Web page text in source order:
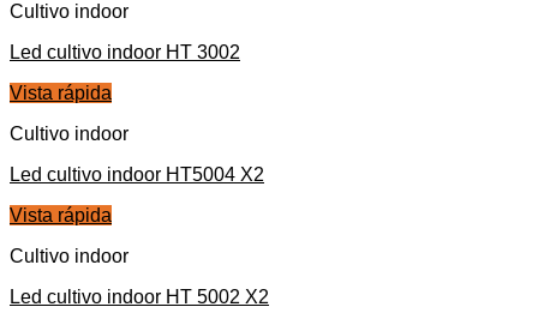
Cultivo indoor
Led cultivo indoor HT 3002
Vista rápida
Cultivo indoor
Led cultivo indoor HT5004 X2
Vista rápida
Cultivo indoor
Led cultivo indoor HT 5002 X2